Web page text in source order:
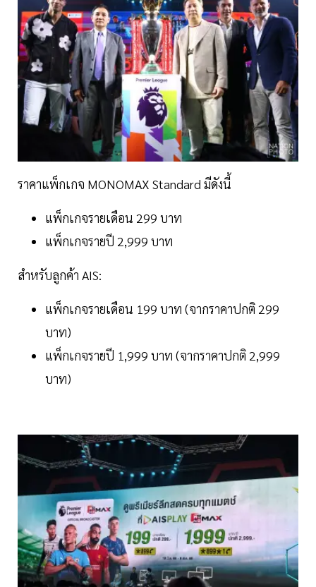
ราคาแพ็กเกจ MONOMAX Standard มีดังนี้
แพ็กเกจรายเดือน 299 บาท
แพ็กเกจรายปี 2,999 บาท
สำหรับลูกค้า AIS:
แพ็กเกจรายเดือน 199 บาท (จากราคาปกติ 299
บาท)
แพ็กเกจรายปี 1,999 บาท (จากราคาปกติ 2,999
บาท)